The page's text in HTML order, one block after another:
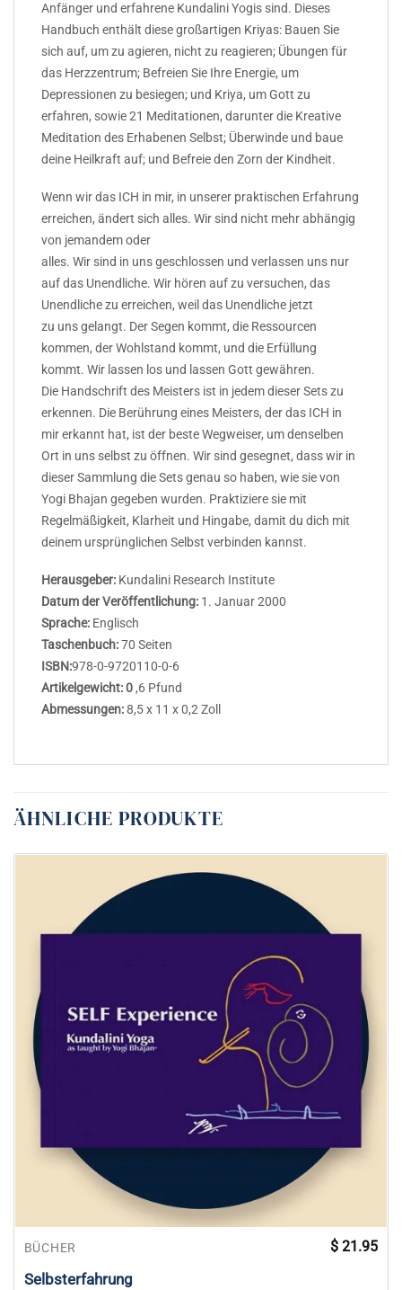
Anfänger und erfahrene Kundalini Yogis sind. Dieses
Handbuch enthält diese großartigen Kriyas: Bauen Sie
sich auf, um zu agieren, nicht zu reagieren; Übungen für
das Herzzentrum; Befreien Sie Ihre Energie, um
Depressionen zu besiegen; und Kriya, um Gott zu
erfahren, sowie 21 Meditationen, darunter die Kreative
Meditation des Erhabenen Selbst; Überwinde und baue
deine Heilkraft auf; und Befreie den Zorn der Kindheit.
Wenn wir das ICH in mir, in unserer praktischen Erfahrung
erreichen, ändert sich alles. Wir sind nicht mehr abhängig
von jemandem oder
alles. Wir sind in uns geschlossen und verlassen uns nur
auf das Unendliche. Wir hören auf zu versuchen, das
Unendliche zu erreichen, weil das Unendliche jetzt
zu uns gelangt. Der Segen kommt, die Ressourcen
kommen, der Wohlstand kommt, und die Erfüllung
kommt. Wir lassen los und lassen Gott gewähren.
Die Handschrift des Meisters ist in jedem dieser Sets zu
erkennen. Die Berührung eines Meisters, der das ICH in
mir erkannt hat, ist der beste Wegweiser, um denselben
Ort in uns selbst zu öffnen. Wir sind gesegnet, dass wir in
dieser Sammlung die Sets genau so haben, wie sie von
Yogi Bhajan gegeben wurden. Praktiziere sie mit
Regelmäßigkeit, Klarheit und Hingabe, damit du dich mit
deinem ursprünglichen Selbst verbinden kannst.
Herausgeber: Kundalini Research Institute
Datum der Veröffentlichung: 1. Januar 2000
Sprache: Englisch
Taschenbuch:70 Seiten
ISBN:978-0-9720110-0-6
Artikelgewicht: 0,6 Pfund
Abmessungen:8,5 x 11 x 0,2 Zoll
ÄHNLICHE PRODUKTE
BÜCHER
Selbsterfahrung
$ 21.95